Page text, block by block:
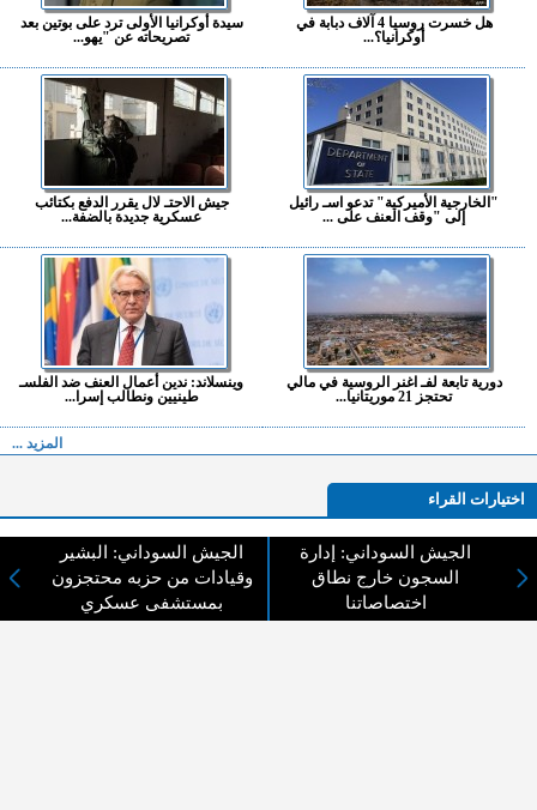
هل خسرت روسيا 4 آلاف دبابة في
أوكرانيا؟...
سيدة أوكرانيا الأولى ترد على بوتين بعد
تصريحاته عن "يهو...
"الخارجية الأميركية" تدعو اسـ رائيل
إلى "وقف العنف على ...
جيش الاحتـ لال يقرر الدفع بكتائب
عسكرية جديدة بالضفة...
دورية تابعة لفـ اغنر الروسية في مالي
تحتجز 21 موريتانيا...
وينسلاند: ندين أعمال العنف ضد الفلسـ
طينيين ونطالب إسرا...
المزيد ...
اختيارات القراء
الجيش السوداني: إدارة
السجون خارج نطاق
اختصاصاتنا
الجيش السوداني: البشير
وقيادات من حزبه محتجزون
بمستشفى عسكري